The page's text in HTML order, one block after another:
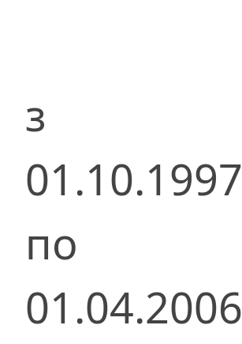
з
01.10.1997
по
01.04.2006